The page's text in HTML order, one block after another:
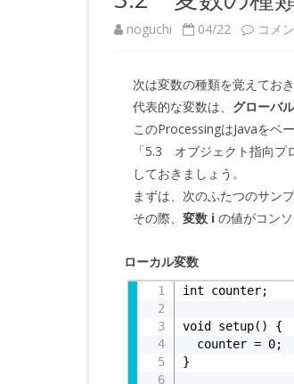
noguchi 04/22
3.2
数
の
種
へ
コメ
次は変数の種類を覚えておき
代表的な変数は、 グローバ
このProcessingはJavaをベ
「5.3 オブジェクト指向プ
しておきましょう。
まずは、次のふたつのサン
その際、 変数 i の値がコン
ローカル変数
int counter;
void setup() {
  counter = 0;
}